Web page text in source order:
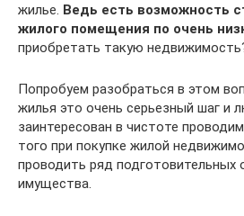
жилье. Ведь есть возможность
жилого помещения по очень
приобретать такую
Попробуем разобраться в этом
жилья это очень серьезный шаг и
заинтересован в чистоте
того при покупке жилой
проводить ряд подготовительных
имущества.